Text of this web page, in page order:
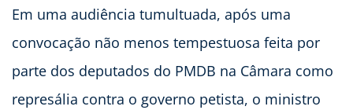
Em uma audiência tumultuada, após uma
convocação não menos tempestuosa feita por
parte dos deputados do PMDB na Câmara como
represália contra o governo petista, o ministro